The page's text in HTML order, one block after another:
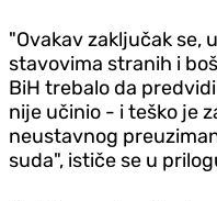
"Ovakav zaključak se,
stavovima stranih i
BiH trebalo da
nije učinio - i teško je
neustavnog
suda", ističe se u